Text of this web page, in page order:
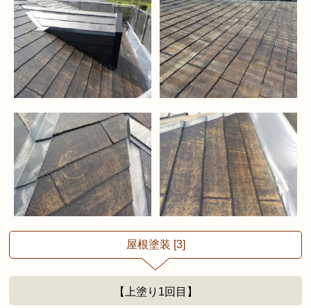
屋根塗装 [3]
【上塗り1回目】